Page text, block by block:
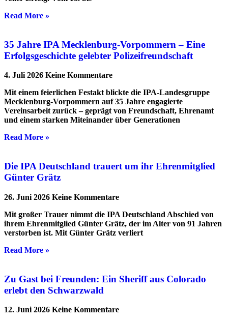
Read More »
35 Jahre IPA Mecklenburg-Vorpommern – Eine
Erfolgsgeschichte gelebter Polizeifreundschaft
4. Juli 2026 Keine Kommentare
Mit einem feierlichen Festakt blickte die IPA-Landesgruppe
Mecklenburg-Vorpommern auf 35 Jahre engagierte
Vereinsarbeit zurück – geprägt von Freundschaft, Ehrenamt
und einem starken Miteinander über Generationen
Read More »
Die IPA Deutschland trauert um ihr Ehrenmitglied
Günter Grätz
26. Juni 2026 Keine Kommentare
Mit großer Trauer nimmt die IPA Deutschland Abschied von
ihrem Ehrenmitglied Günter Grätz, der im Alter von 91 Jahren
verstorben ist. Mit Günter Grätz verliert
Read More »
Zu Gast bei Freunden: Ein Sheriff aus Colorado
erlebt den Schwarzwald
12. Juni 2026 Keine Kommentare